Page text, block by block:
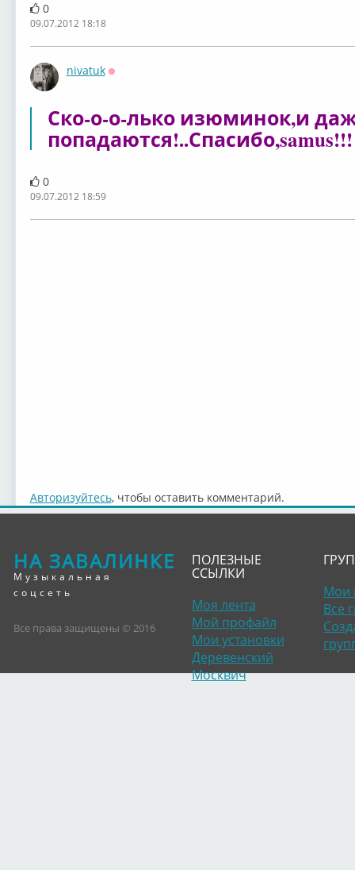
0
09.07.2012 18:18
nivatuk
Ско-о-о-лько изюминок,и
попадаются!..Спасибо,samus!!!
0
09.07.2012 18:59
Авторизуйтесь, чтобы оставить комментарий.
НА ЗАВАЛИНКЕ
Музыкальная
соцсеть
Все права защищены © 2016
ПОЛЕЗНЫЕ
ССЫЛКИ
Моя лента
Мой профайл
Мои установки
Деревенский
Москвич
Мои
Все